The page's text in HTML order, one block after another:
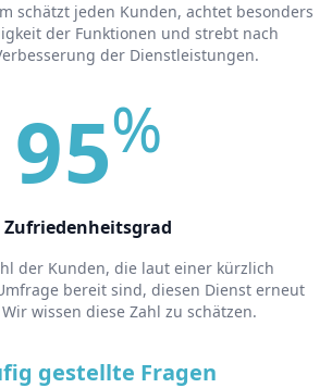
schätzt jeden Kunden, achtet besonders
der Funktionen und strebt nach
der Dienstleistungen.
95%
Zufriedenheitsgrad
der Kunden, die laut einer kürzlich
bereit sind, diesen Dienst erneut
wissen diese Zahl zu schätzen.
gestellte Fragen